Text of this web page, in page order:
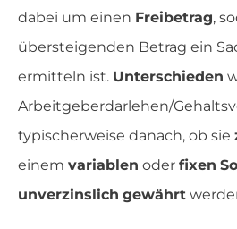
dabei um einen Freibetrag,
übersteigenden Betrag ein
ermitteln ist. Unterschieden
Arbeitgeberdarlehen/
typischerweise danach, ob sie
einem variablen oder fixen
unverzinslich gewährt